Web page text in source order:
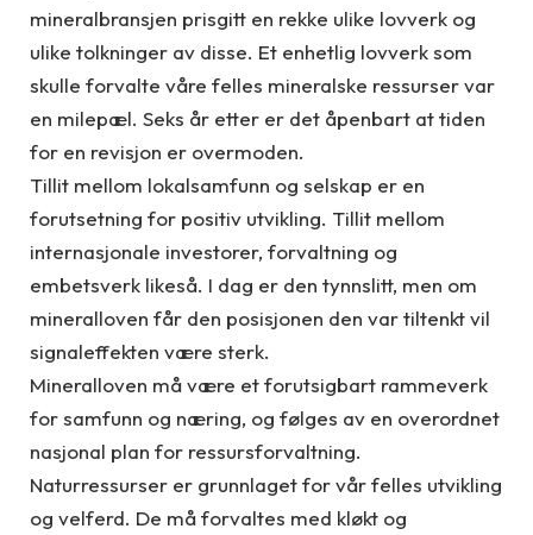
mineralbransjen prisgitt en rekke ulike lovverk og
ulike tolkninger av disse. Et enhetlig lovverk som
skulle forvalte våre felles mineralske ressurser var
en milepæl. Seks år etter er det åpenbart at tiden
for en revisjon er overmoden.
Tillit mellom lokalsamfunn og selskap er en
forutsetning for positiv utvikling. Tillit mellom
internasjonale investorer, forvaltning og
embetsverk likeså. I dag er den tynnslitt, men om
mineralloven får den posisjonen den var tiltenkt vil
signaleffekten være sterk.
Mineralloven må være et forutsigbart rammeverk
for samfunn og næring, og følges av en overordnet
nasjonal plan for ressursforvaltning.
Naturressurser er grunnlaget for vår felles utvikling
og velferd. De må forvaltes med kløkt og